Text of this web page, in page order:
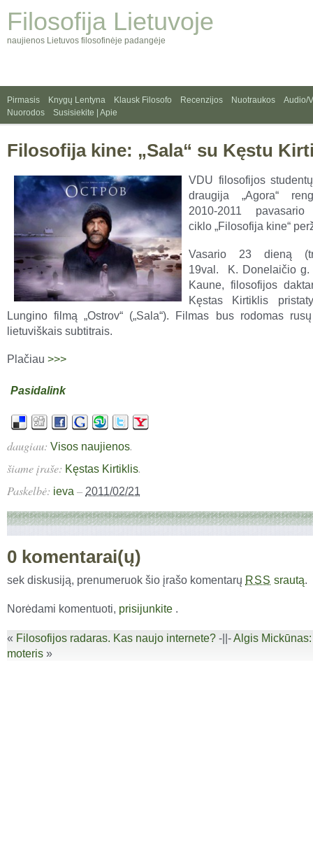
Filosofija Lietuvoje
naujienos Lietuvos filosofinėje padangėje
Pirmasis Knygų Lentyna Klausk Filosofo Recenzijos Nuotraukos
Audio/
Nuorodos
Susisiekite | Apie
Filosofija kine: „Sala“ su Kęstu
VDU filosofijos
draugija „Agora“
2010-2011 pavasario
ciklo „Filosofija kine“
Vasario 23 dieną
19val. K. Donelaičio g.
Kaune, filosofijos
Kęstas Kirtiklis
Lungino filmą „Ostrov“ („Sala“). Filmas bus rodomas
lietuviškais subtitrais.
Plačiau >>>
Pasidalink
daugiau: Visos naujienos.
šiame įraše: Kęstas Kirtiklis.
Paskelbė: ieva – 2011/02/21
0 komentarai(ų)
sek diskusiją, prenumeruok šio įrašo komentarų RSS srautą.
Norėdami komentuoti, prisijunkite .
« Filosofijos radaras. Kas naujo internete? -||-Algis
moteris »